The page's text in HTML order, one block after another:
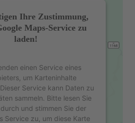
Ihre Zustimmung,
Maps-Service zu
laden!
einen Service eines
um Karteninhalte
Service kann Daten zu
sammeln. Bitte lesen Sie
und stimmen Sie der
Service zu, um diese Karte